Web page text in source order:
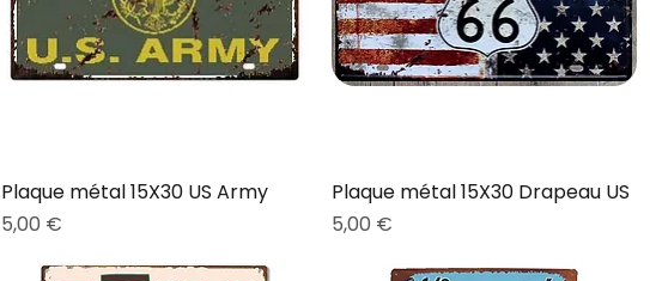
Plaque métal 15X30 US Army
Prix
5,00 €
Plaque métal 15X30 Drapeau US
Prix
5,00 €